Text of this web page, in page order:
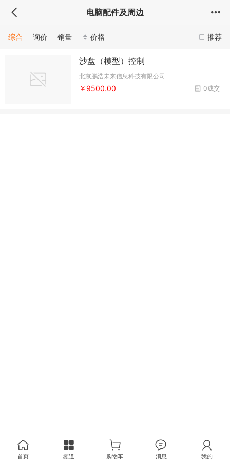
电脑配件及周边
推荐
综合 询价 销量 价格
沙盘（模型）控制
北京鹏浩未来信息科技有限公司
0成交
￥9500.00
首页 频道 购物车 消息 我的